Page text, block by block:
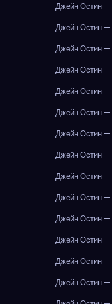
Джейн Остин —
Джейн Остин —
Джейн Остин —
Джейн Остин —
Джейн Остин —
Джейн Остин —
Джейн Остин —
Джейн Остин —
Джейн Остин —
Джейн Остин —
Джейн Остин —
Джейн Остин —
Джейн Остин —
Джейн Остин —